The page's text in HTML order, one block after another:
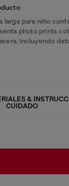
larga para niño
photo prints
incluyendo
&
CUIDADO